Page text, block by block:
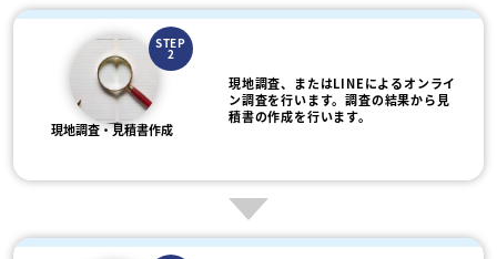
STEP
2
現地調査・見積書作成
現地調査、またはLINEによるオンライ
ン調査を行います。調査の結果から見
積書の作成を行います。